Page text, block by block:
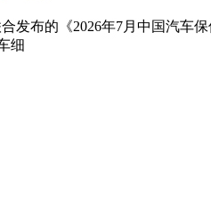
发布的《2026年7月中国汽车
细